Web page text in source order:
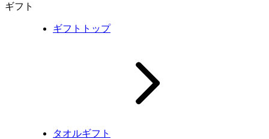
ギフト
ギフトトップ
タオルギフト